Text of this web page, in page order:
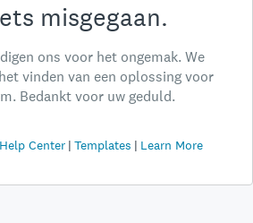
misgegaan.
ons voor het ongemak. We
vinden van een oplossing voor
Bedankt voor uw geduld.
Help Center Templates Learn More